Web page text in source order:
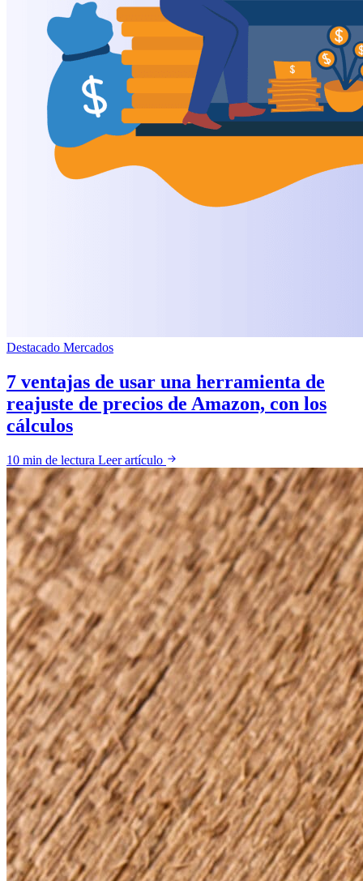
Destacado Mercados
7 ventajas de usar una herramienta de
reajuste de precios de Amazon, con los
cálculos
10 min de lectura Leer artículo